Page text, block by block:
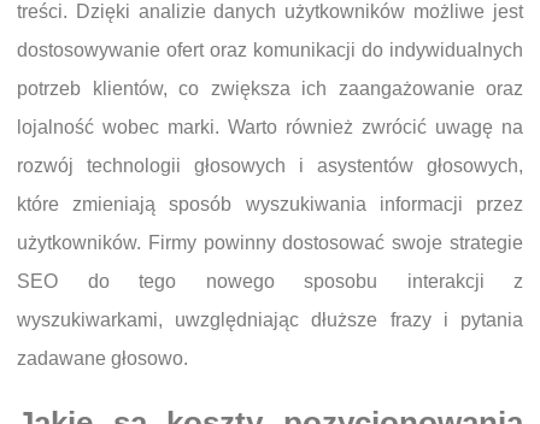
treści. Dzięki analizie danych użytkowników możliwe jest
dostosowywanie ofert oraz komunikacji do indywidualnych
potrzeb klientów, co zwiększa ich zaangażowanie oraz
lojalność wobec marki. Warto również zwrócić uwagę na
rozwój technologii głosowych i asystentów głosowych,
które zmieniają sposób wyszukiwania informacji przez
użytkowników. Firmy powinny dostosować swoje strategie
SEO do tego nowego sposobu interakcji z
wyszukiwarkami, uwzględniając dłuższe frazy i pytania
zadawane głosowo.